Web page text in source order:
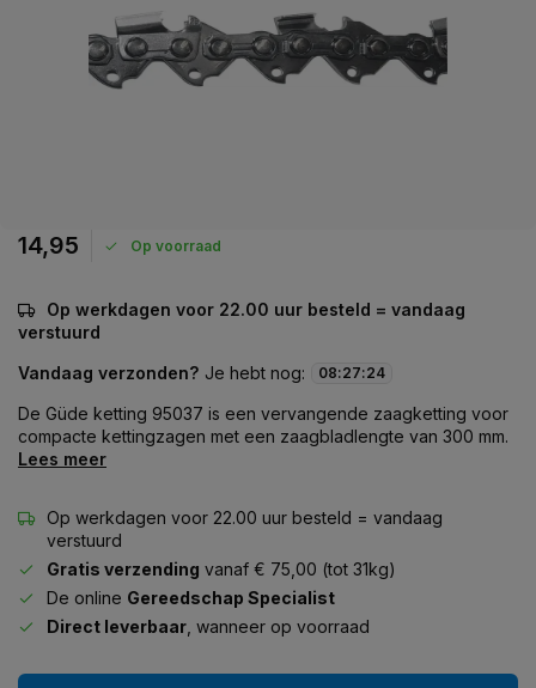
14,95 Op voorraad
Op werkdagen voor 22.00 uur besteld = vandaag
verstuurd
Vandaag verzonden? Je hebt nog: 08:27:24
De Güde ketting 95037 is een vervangende zaagketting voor
compacte kettingzagen met een zaagbladlengte van 300 mm.
Lees meer
Op werkdagen voor 22.00 uur besteld = vandaag
verstuurd
Gratis verzending vanaf € 75,00 (tot 31kg)
De online Gereedschap Specialist
Direct leverbaar , wanneer op voorraad